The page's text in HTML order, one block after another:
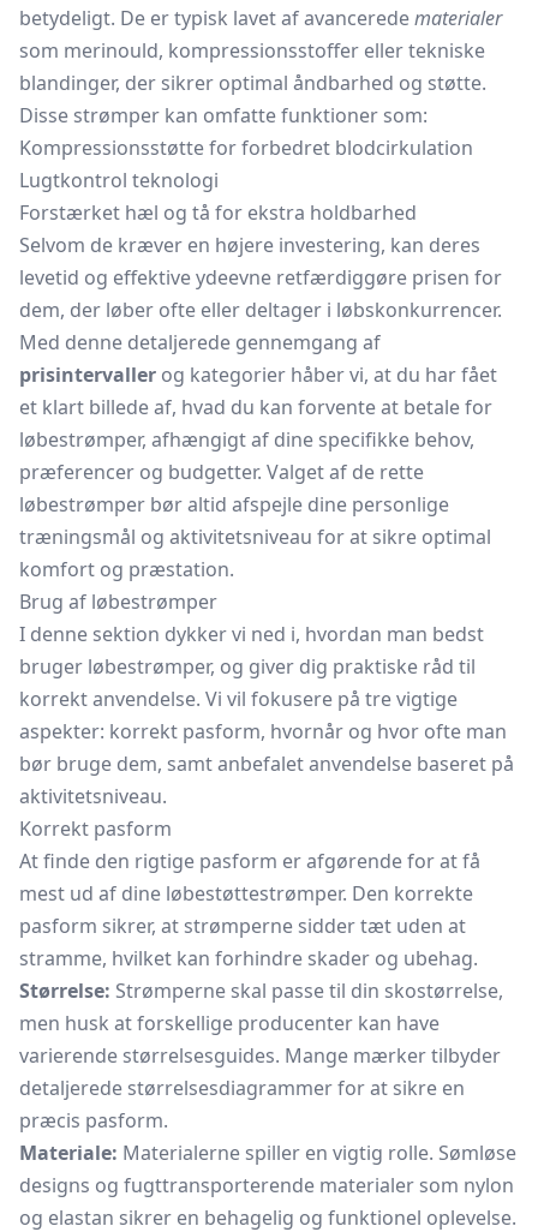
betydeligt. De er typisk lavet af avanceredematerialer
som merinould, kompressionsstoffer eller tekniske
blandinger, der sikrer optimal åndbarhed og støtte.
Disse strømper kan omfatte funktioner som:
Kompressionsstøtte for forbedret blodcirkulation
Lugtkontrol teknologi
Forstærket hæl og tå for ekstra holdbarhed
Selvom de kræver en højere investering, kan deres
levetid og effektive ydeevne retfærdiggøre prisen for
dem, der løber ofte eller deltager i løbskonkurrencer.
Med denne detaljerede gennemgang af
prisintervaller og kategorier håber vi, at du har fået
et klart billede af, hvad du kan forvente at betale for
løbestrømper, afhængigt af dine specifikke behov,
præferencer og budgetter. Valget af de rette
løbestrømper bør altid afspejle dine personlige
træningsmål og aktivitetsniveau for at sikre optimal
komfort og præstation.
Brug af løbestrømper
I denne sektion dykker vi ned i, hvordan man bedst
bruger løbestrømper, og giver dig praktiske råd til
korrekt anvendelse. Vi vil fokusere på tre vigtige
aspekter: korrekt pasform, hvornår og hvor ofte man
bør bruge dem, samt anbefalet anvendelse baseret på
aktivitetsniveau.
Korrekt pasform
At finde den rigtige pasform er afgørende for at få
mest ud af dine løbestøttestrømper. Den korrekte
pasform sikrer, at strømperne sidder tæt uden at
stramme, hvilket kan forhindre skader og ubehag.
Størrelse: Strømperne skal passe til din skostørrelse,
men husk at forskellige producenter kan have
varierende størrelsesguides. Mange mærker tilbyder
detaljerede størrelsesdiagrammer for at sikre en
præcis pasform.
Materiale: Materialerne spiller en vigtig rolle. Sømløse
designs og fugttransporterende materialer som nylon
og elastan sikrer en behagelig og funktionel oplevelse.